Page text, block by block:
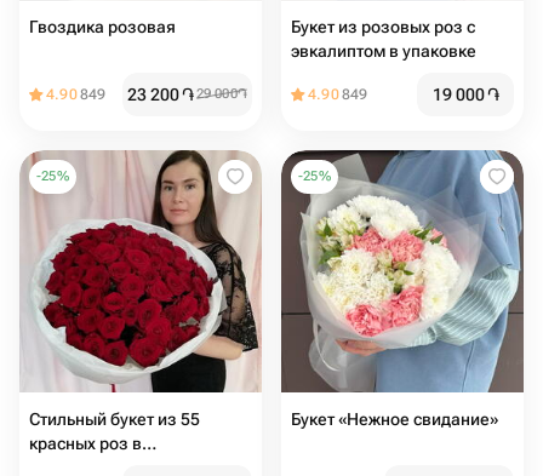
Гвоздика розовая
4.90849 23 200֏29 000֏
Букет из розовых роз с
эвкалиптом в упаковке
4.90849 19 000֏
-25%
Стильный букет из 55
красных роз в
-25%
Букет «Нежное свидание»